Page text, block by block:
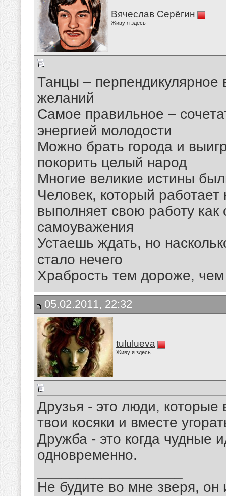
Вячеслав Серёгин
Живу я здесь
Танцы – перпендикулярное
желаний
Самое правильное –
энергией молодости
Можно брать города и
покорить целый народ
Многие великие истины
Человек, который
выполняет свою работу как
самоуважения
Устаешь ждать, но
стало нечего
Храбрость тем дороже,
05.02.2011, 22:32
tululueva
Живу я здесь
Друзья - это люди, которые
твои косяки и вместе
Дружба - это когда чудные
одновременно.
Не будите во мне зверя, он